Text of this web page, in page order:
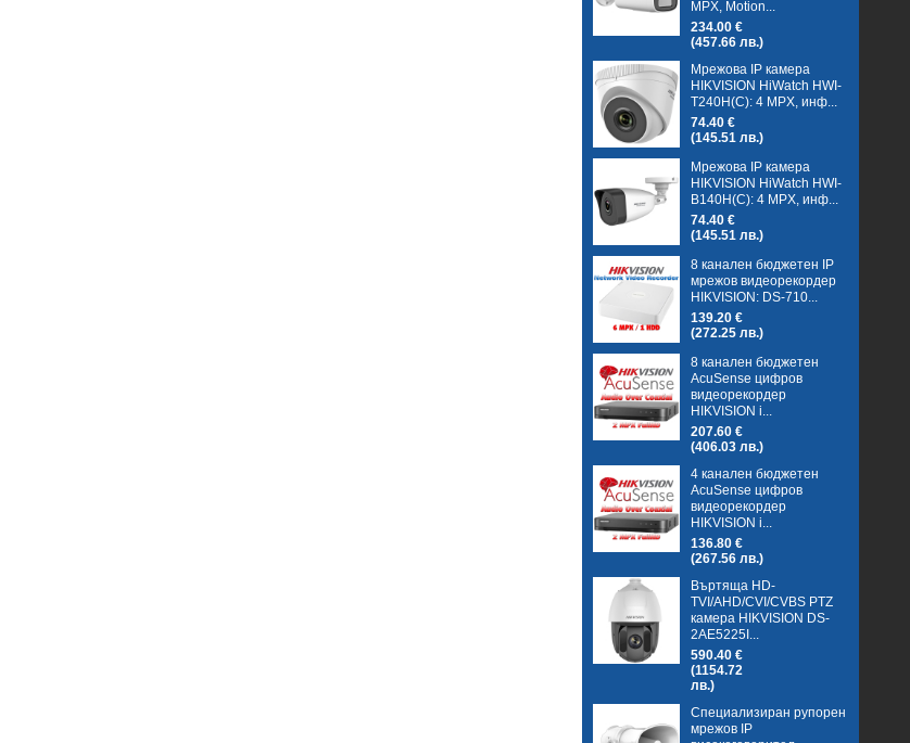
MPX, Motion...
234.00 €
(457.66 лв.)
Мрежова IP камера
HIKVISION HiWatch HWI-
T240H(C): 4 MPX, инф...
74.40 €
(145.51 лв.)
Мрежова IP камера
HIKVISION HiWatch HWI-
B140H(C): 4 MPX, инф...
74.40 €
(145.51 лв.)
8 канален бюджетен IP
мрежов видеорекордер
HIKVISION: DS-710...
139.20 €
(272.25 лв.)
8 канален бюджетен
AcuSense цифров
видеорекордер
HIKVISION i...
207.60 €
(406.03 лв.)
4 канален бюджетен
AcuSense цифров
видеорекордер
HIKVISION i...
136.80 €
(267.56 лв.)
Въртяща HD-
TVI/AHD/CVI/CVBS PTZ
камера HIKVISION DS-
2AE5225I...
590.40 €
(1154.72
лв.)
Специализиран рупорен
мрежов IP